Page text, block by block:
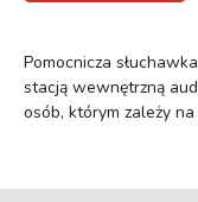
Pomocnicza
stacją wewnętrzną
osób, którym zależy